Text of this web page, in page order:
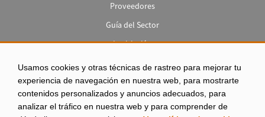
Usamos cookies y otras técnicas de rastreo para mejorar tu
experiencia de navegación en nuestra web, para mostrarte
contenidos personalizados y anuncios adecuados, para
analizar el tráfico en nuestra web y para comprender de
Proveedores
Guía del Sector
Legislación
Empleo